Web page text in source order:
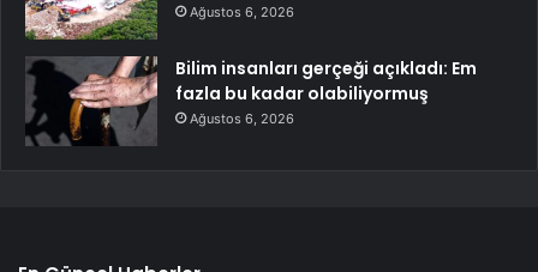
Ağustos 6, 2026
Bilim insanları gerçeği açıkladı: Em
fazla bu kadar olabiliyormuş
Ağustos 6, 2026